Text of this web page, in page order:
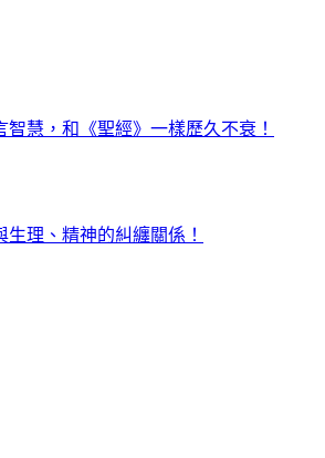
慧，和《聖經》一樣歷久不衰！
理、精神的糾纏關係！